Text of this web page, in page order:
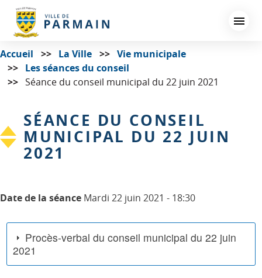
principal
Accueil La Ville
Vie municipale
Les séances du conseil
Séance du conseil municipal du 22 juin 2021
SÉANCE DU CONSEIL
MUNICIPAL DU 22 JUIN
2021
Date de la séance Mardi 22 juin 2021 - 18:30
Procès-verbal du conseil municipal du 22 juin
2021